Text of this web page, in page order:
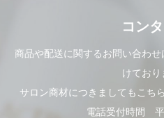
コン
商品や配送に関するお問い合わ
けており
サロン商材につきましてもこち
電話受付時間